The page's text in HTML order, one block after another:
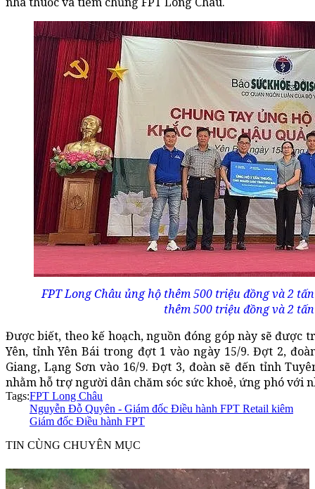
FPT Long Châu ủng hộ thêm 500 triệu đồng và 2
thêm 500 triệu đồng và 2
Được biết, theo kế hoạch, nguồn đóng góp này sẽ
Yên, tỉnh Yên Bái trong đợt 1 vào ngày 15/9. Đợt 2,
Giang, Lạng Sơn vào 16/9. Đợt 3, đoàn sẽ đến tỉnh
nhằm hỗ trợ người dân chăm sóc sức khoẻ, ứng phó với
Tags:FPT Long Châu
Nguyễn Đỗ Quyên - Giám đốc Điều hành FPT Retail kiêm
Giám đốc Điều hành FPT
TIN CÙNG CHUYÊN MỤC